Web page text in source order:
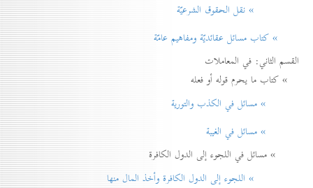
» نقل الحقوق الشرعيّة
» كتاب مسائل عقائديّة ومفاهيم عامّة
القسم الثاني: في المعاملات
» كتاب ما يحرم قوله أو فعله
» مسائل في الكذب والتورية
» مسائل في الغيبة
» مسائل في اللجوء إلى الدول الكافرة
» اللجوء إلى الدول الكافرة وأخذ المال منها